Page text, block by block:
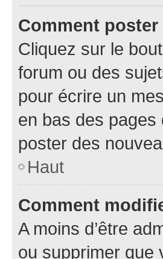
Comment
Cliquez sur le
forum ou des
pour écrire un
en bas des
poster des
Haut
Comment
A moins d’être
ou supprimer que